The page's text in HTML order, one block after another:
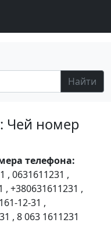
Найти
Чей номер
телефона:
, 0631611231 ,
, +380631611231 ,
12-31 ,
, 8 063 1611231